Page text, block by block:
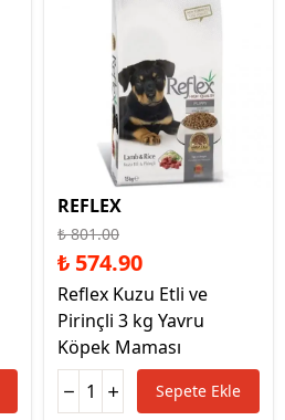
REFLEX
₺ 801.00
₺ 574.90
Reflex Kuzu Etli ve
Pirinçli 3 kg Yavru
Köpek Maması
Sepete Ekle